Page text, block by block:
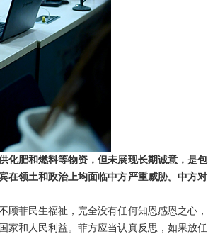
化肥和燃料等物资，但未展现长期诚意，是包
在领土和政治上均面临中方严重威胁。中方对
菲民生福祉，完全没有任何知恩感恩之心，
家和人民利益。菲方应当认真反思，如果放任